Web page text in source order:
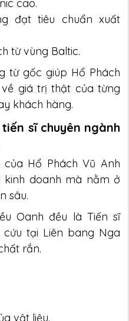
cao.
đạt tiêu chuẩn xuất
từ vùng Baltic.
từ gốc giúp Hổ Phách
giá trị thật của từng
khách hàng.
sĩ chuyên ngành
Hổ Phách Vũ Anh
doanh mà nằm ở
sâu.
Oanh đều là Tiến sĩ
tại Liên bang Nga
rắn.
vật liệu.